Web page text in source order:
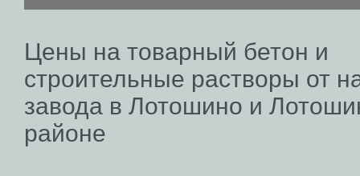
Цены на товарный бетон и
строительные растворы от
завода в Лотошино и
районе